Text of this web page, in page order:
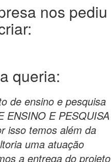
nos pediu
queria:
de ensino e pesquisa
ENSINO E PESQUISA
isso temos além da
uma atuação
a entrega do projeto